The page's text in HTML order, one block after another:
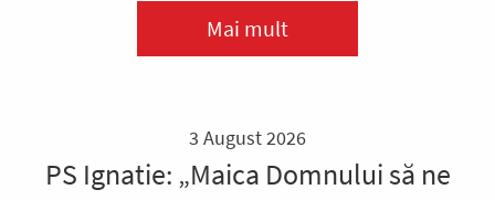
Mai mult
3 August 2026
PS Ignatie: „Maica Domnului să ne